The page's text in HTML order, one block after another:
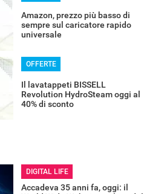
Amazon, prezzo più basso di
sempre sul caricatore rapido
universale
OFFERTE
Il lavatappeti BISSELL
Revolution HydroSteam oggi al
40% di sconto
DIGITAL LIFE
Accadeva 35 anni fa, oggi: il